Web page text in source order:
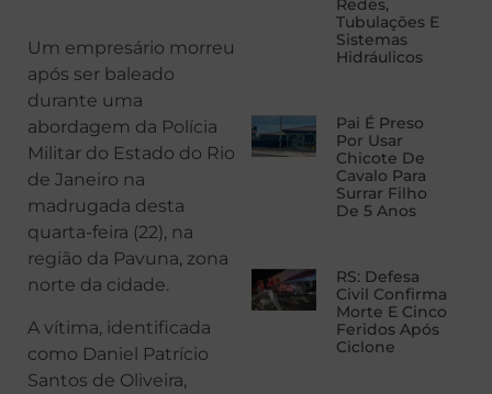
Um empresário morreu
após ser baleado
durante uma
abordagem da Polícia
Militar do Estado do Rio
de Janeiro na
madrugada desta
quarta-feira (22), na
região da Pavuna, zona
norte da cidade.
A vítima, identificada
como Daniel Patrício
Santos de Oliveira,
Redes,
Tubulações E
Sistemas
Hidráulicos
Pai É Preso
Por Usar
Chicote De
Cavalo Para
Surrar Filho
De 5 Anos
RS: Defesa
Civil Confirma
Morte E Cinco
Feridos Após
Ciclone